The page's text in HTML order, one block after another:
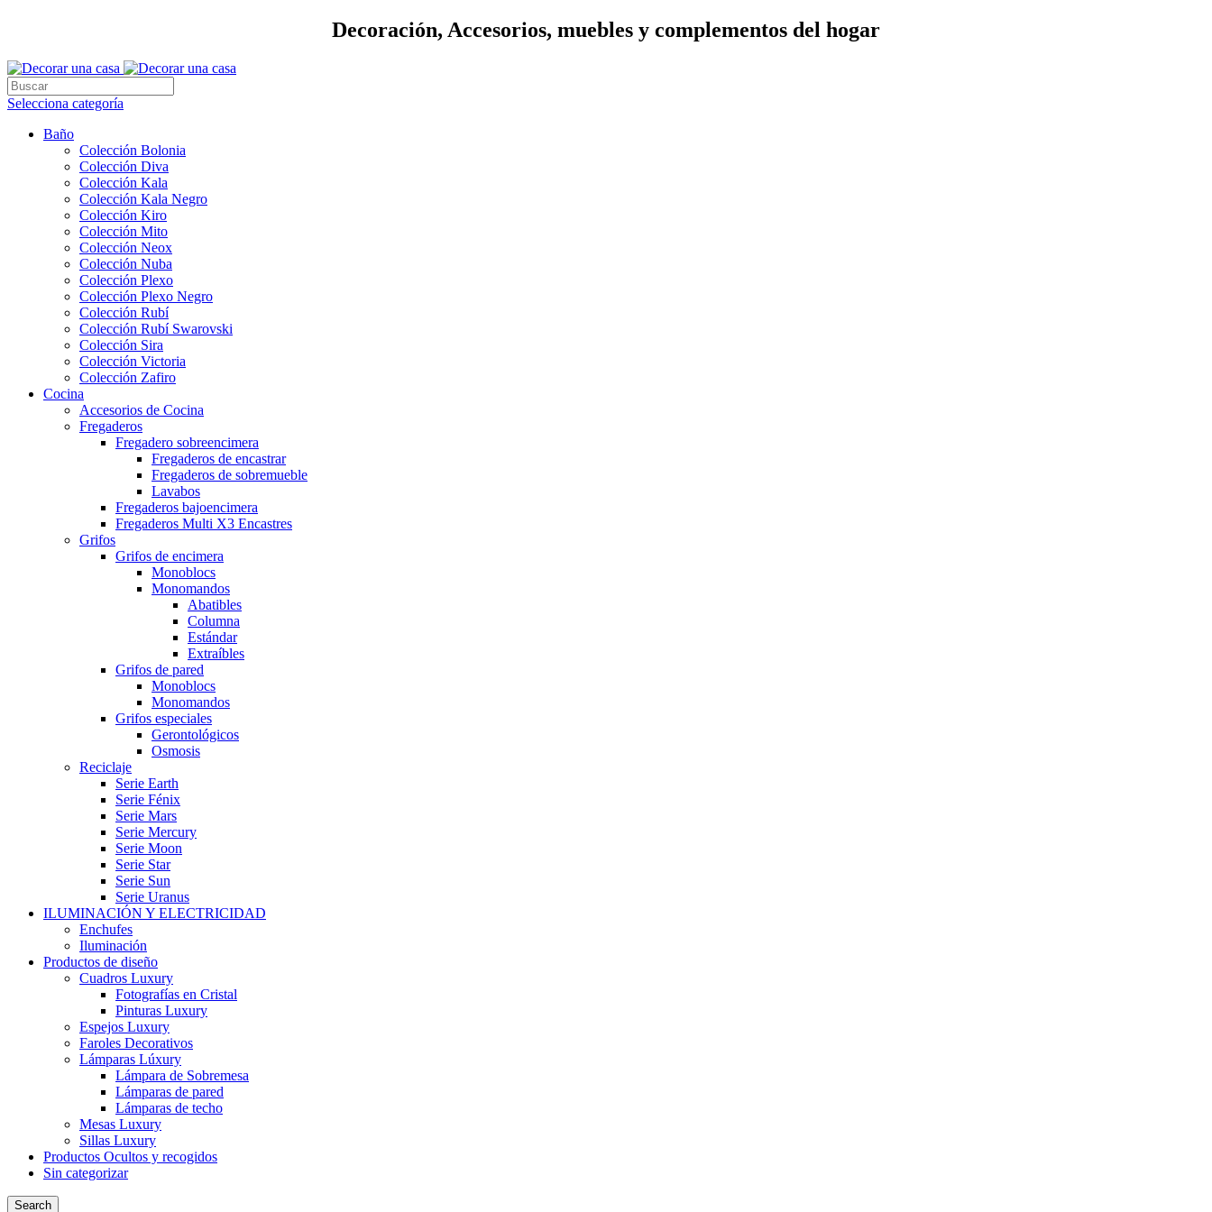
Decoración, Accesorios, muebles y complementos del hogar
Selecciona categoría
Baño
Colección Bolonia
Colección Diva
Colección Kala
Colección Kala Negro
Colección Kiro
Colección Mito
Colección Neox
Colección Nuba
Colección Plexo
Colección Plexo Negro
Colección Rubí
Colección Rubí Swarovski
Colección Sira
Colección Victoria
Colección Zafiro
Cocina
Accesorios de Cocina
Fregaderos
Fregadero sobreencimera
Fregaderos de encastrar
Fregaderos de sobremueble
Lavabos
Fregaderos bajoencimera
Fregaderos Multi X3 Encastres
Grifos
Grifos de encimera
Monoblocs
Monomandos
Abatibles
Columna
Estándar
Extraíbles
Grifos de pared
Monoblocs
Monomandos
Grifos especiales
Gerontológicos
Osmosis
Reciclaje
Serie Earth
Serie Fénix
Serie Mars
Serie Mercury
Serie Moon
Serie Star
Serie Sun
Serie Uranus
ILUMINACIÓN Y ELECTRICIDAD
Enchufes
Iluminación
Productos de diseño
Cuadros Luxury
Fotografías en Cristal
Pinturas Luxury
Espejos Luxury
Faroles Decorativos
Lámparas Lúxury
Lámpara de Sobremesa
Lámparas de pared
Lámparas de techo
Mesas Luxury
Sillas Luxury
Productos Ocultos y recogidos
Sin categorizar
Search